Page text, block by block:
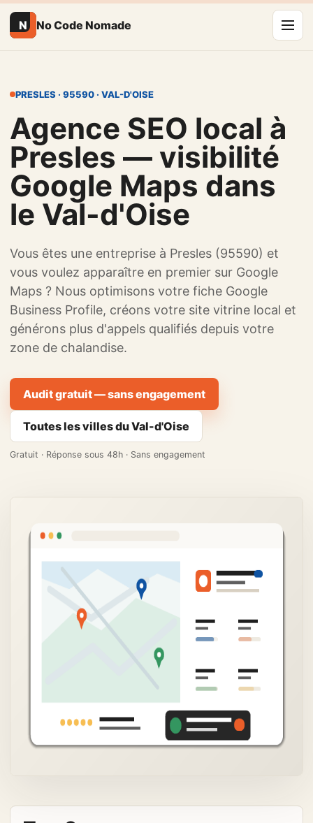
N No Code Nomade
PRESLES · 95590 · VAL-D'OISE
Agence SEO local à
Presles — visibilité
Google Maps dans
le Val-d'Oise
Vous êtes une entreprise à Presles (95590) et
vous voulez apparaître en premier sur Google
Maps ? Nous optimisons votre fiche Google
Business Profile, créons votre site vitrine local et
générons plus d'appels qualifiés depuis votre
zone de chalandise.
Audit gratuit — sans engagement
Toutes les villes du Val-d'Oise
Gratuit · Réponse sous 48h · Sans engagement